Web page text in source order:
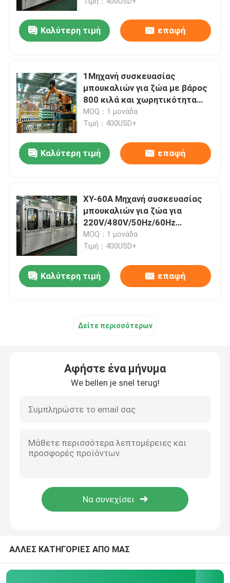
Προϊόντα
Καλύτερη τιμή επαφή
1Μηχανή συσκευασίας
μπουκαλιών για ζώα με βάρος
800 κιλά και χωρητικότητα
100-1000 μπουκαλιών / λεπτό
MOQ：1 μονάδα
Τιμή：400USD+
Καλύτερη τιμή επαφή
XY-60A Μηχανή συσκευασίας
μπουκαλιών για ζώα για
220V/480V/50Hz/60Hz
Απαιτήσεις
MOQ：1 μονάδα
Τιμή：400USD+
Καλύτερη τιμή επαφή
Δείτε περισσότερων
Αφήστε ένα μήνυμα
We bellen je snel terug!
ΑΛΛΕΣ ΚΑΤΗΓΟΡΙΕΣ ΑΠΟ ΜΑΣ